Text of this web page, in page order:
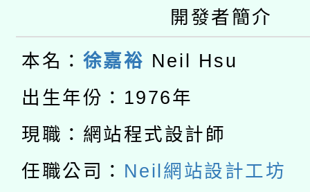
開 智慧啟航」
本校115學年度第2次
招甄選結果公告(無人
招)
適應運動共學行動站研
本館辦理115年度閱讀
暨閱讀推動專業研習
科技賦能─人工智慧
礎課程
開發者簡介
本名： 徐嘉裕 Neil Hsu
出生年份：1976年
現職：網站程式設計師
任職公司： Neil網站設計工坊